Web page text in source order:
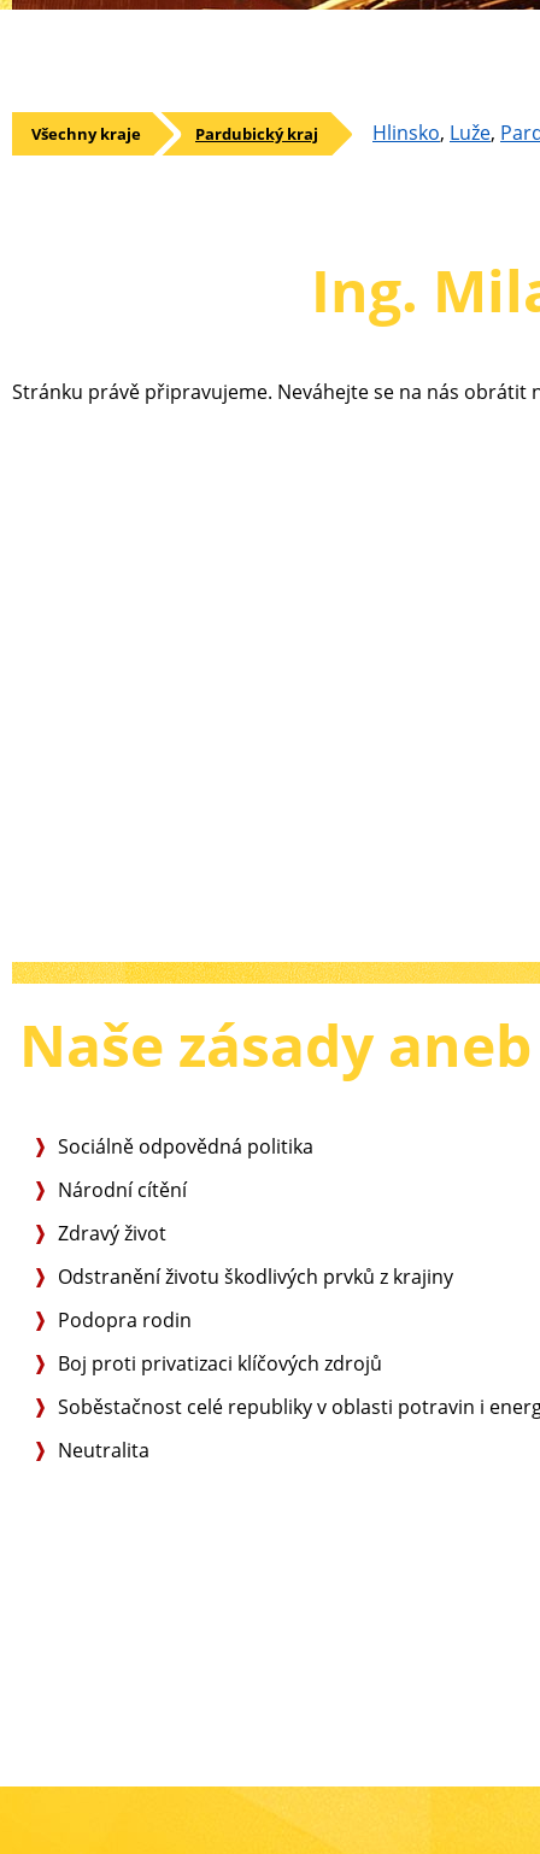
Všechny kraje Pardubický kraj Hlinsko, Luže,
Ing.
Stránku právě připravujeme. Neváhejte se na nás obrátit
Naše zásady
Sociálně odpovědná politika
Národní cítění
Zdravý život
Odstranění životu škodlivých prvků z krajiny
Podopra rodin
Boj proti privatizaci klíčových zdrojů
Soběstačnost celé republiky v oblasti potravin i
Neutralita